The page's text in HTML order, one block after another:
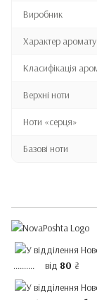
Виробник
Характер аромату
Класифікація
Верхні ноти
Ноти «серця»
Базові ноти
.......... від 80 ₴